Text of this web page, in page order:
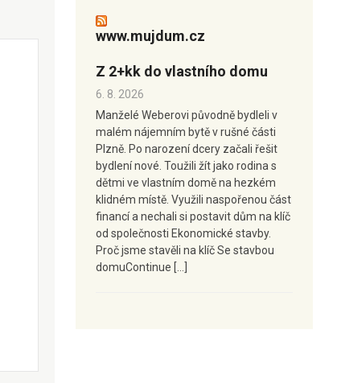
www.mujdum.cz
Z 2+kk do vlastního domu
6. 8. 2026
Manželé Weberovi původně bydleli v
malém nájemním bytě v rušné části
Plzně. Po narození dcery začali řešit
bydlení nové. Toužili žít jako rodina s
dětmi ve vlastním domě na hezkém
klidném místě. Využili naspořenou část
financí a nechali si postavit dům na klíč
od společnosti Ekonomické stavby.
Proč jsme stavěli na klíč Se stavbou
domuContinue […]